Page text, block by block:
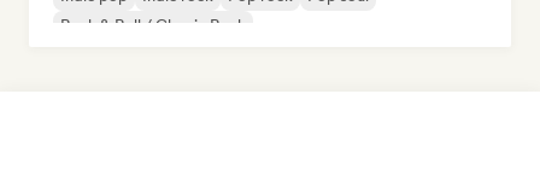
Rock & Roll / Classic Rock